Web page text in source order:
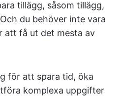
tillägg, såsom tillägg,
du behöver inte vara
att få ut det mesta av
för att spara tid, öka
komplexa uppgifter